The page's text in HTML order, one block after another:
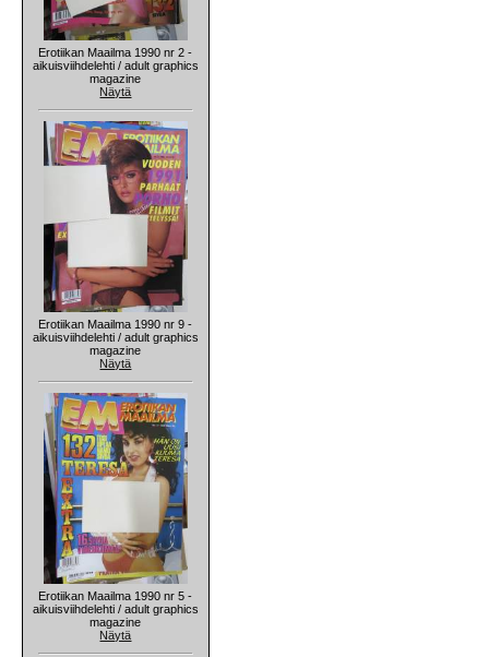
Erotiikan Maailma 1990 nr 2 -
aikuisviihdelehti / adult graphics
magazine
Näytä
Erotiikan Maailma 1990 nr 9 -
aikuisviihdelehti / adult graphics
magazine
Näytä
Erotiikan Maailma 1990 nr 5 -
aikuisviihdelehti / adult graphics
magazine
Näytä